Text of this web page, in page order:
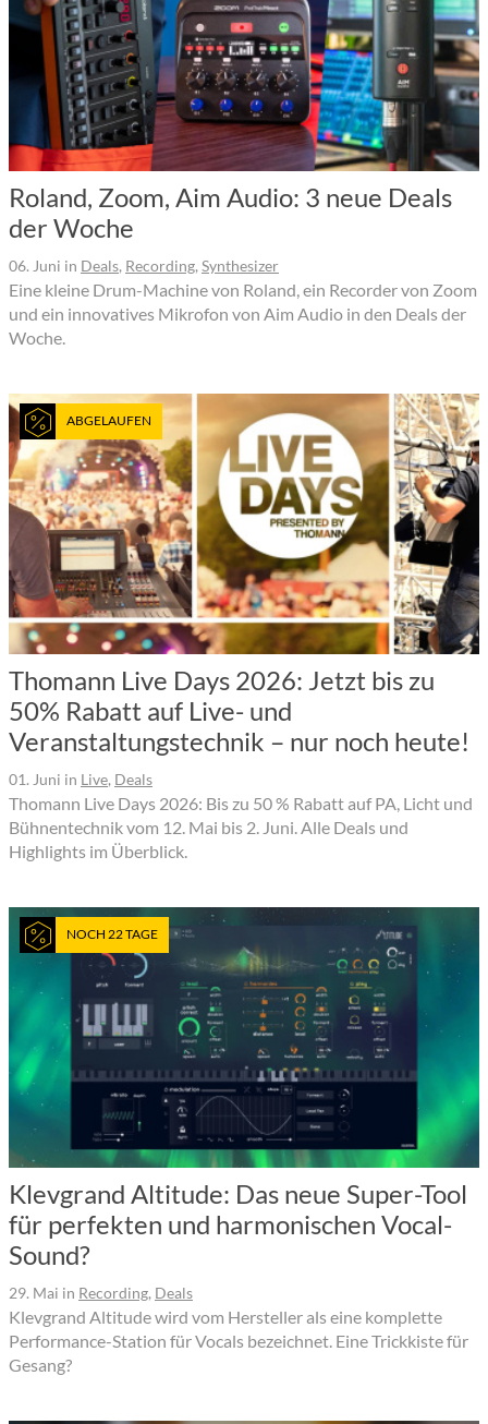
Roland, Zoom, Aim Audio: 3 neue Deals
der Woche
06. Juni in Deals, Recording, Synthesizer
Eine kleine Drum-Machine von Roland, ein Recorder von Zoom
und ein innovatives Mikrofon von Aim Audio in den Deals der
Woche.
ABGELAUFEN
Thomann Live Days 2026: Jetzt bis zu
50% Rabatt auf Live- und
Veranstaltungstechnik – nur noch heute!
01. Juni in Live, Deals
Thomann Live Days 2026: Bis zu 50 % Rabatt auf PA, Licht und
Bühnentechnik vom 12. Mai bis 2. Juni. Alle Deals und
Highlights im Überblick.
NOCH 22 TAGE
Klevgrand Altitude: Das neue Super-Tool
für perfekten und harmonischen Vocal-
Sound?
29. Mai in Recording, Deals
Klevgrand Altitude wird vom Hersteller als eine komplette
Performance-Station für Vocals bezeichnet. Eine Trickkiste für
Gesang?